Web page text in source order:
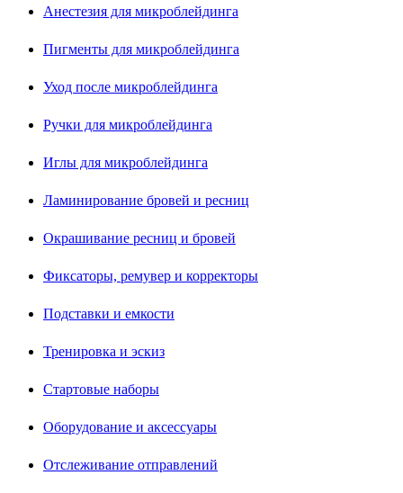
Анестезия для микроблейдинга
Пигменты для микроблейдинга
Уход после микроблейдинга
Ручки для микроблейдинга
Иглы для микроблейдинга
Ламинирование бровей и ресниц
Окрашивание ресниц и бровей
Фиксаторы, ремувер и корректоры
Подставки и емкости
Тренировка и эскиз
Стартовые наборы
Оборудование и аксессуары
Отслеживание отправлений